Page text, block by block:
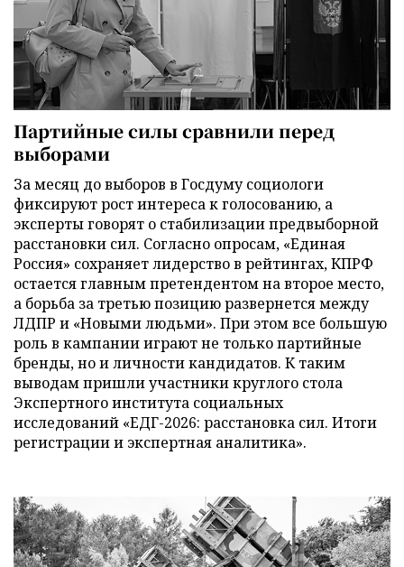
Партийные силы сравнили перед
выборами
За месяц до выборов в Госдуму социологи
фиксируют рост интереса к голосованию, а
эксперты говорят о стабилизации предвыборной
расстановки сил. Согласно опросам, «Единая
Россия» сохраняет лидерство в рейтингах, КПРФ
остается главным претендентом на второе место,
а борьба за третью позицию развернется между
ЛДПР и «Новыми людьми». При этом все большую
роль в кампании играют не только партийные
бренды, но и личности кандидатов. К таким
выводам пришли участники круглого стола
Экспертного института социальных
исследований «ЕДГ-2026: расстановка сил. Итоги
регистрации и экспертная аналитика».